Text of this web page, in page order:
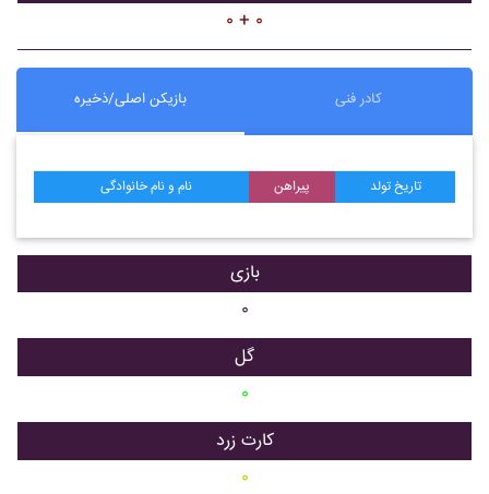
۰ + ۰
بازیکن اصلی/ذخیره کادر فنی
نام و نام خانوادگی پیراهن تاریخ تولد
بازی
۰
گل
۰
کارت زرد
۰